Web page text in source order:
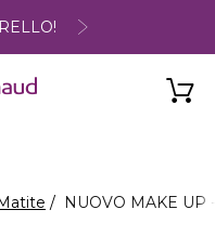
NUOVO MAKE UP